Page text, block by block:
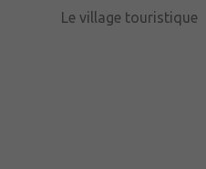
Le village touristique